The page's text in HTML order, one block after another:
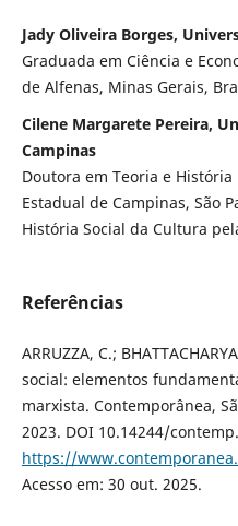
Jady Oliveira Borges,
Graduada em Ciência e
de Alfenas, Minas Gerais,
Cilene Margarete Pereira,
Campinas
Doutora em Teoria e
Estadual de Campinas, São
História Social da Cultura
Referências
ARRUZZA, C.;
social: elementos
marxista. Contemporânea,
2023. DOI 10.14244/
https://
Acesso em: 30 out. 2025.